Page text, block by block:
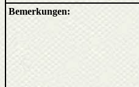
Bemerkungen: